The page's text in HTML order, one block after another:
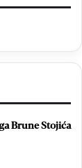
Brune Stojića